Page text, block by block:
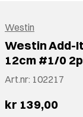
Westin
Westin Add-
12cm #1/0
Art.nr: 102217
kr 139,00